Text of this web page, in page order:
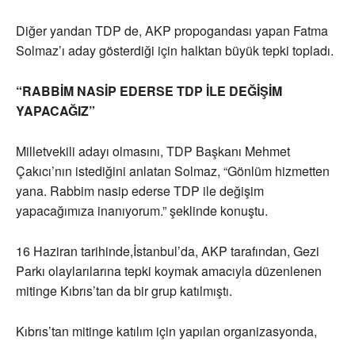
Diğer yandan TDP de, AKP propogandası yapan Fatma
Solmaz’ı aday gösterdiği için halktan büyük tepki topladı.
“RABBİM NASİP EDERSE TDP İLE DEĞİŞİM
YAPACAĞIZ”
Milletvekili adayı olmasını, TDP Başkanı Mehmet
Çakıcı’nın istediğini anlatan Solmaz, “Gönlüm hizmetten
yana. Rabbim nasip ederse TDP ile değişim
yapacağımıza inanıyorum.” şeklinde konuştu.
16 Haziran tarihinde,İstanbul’da, AKP tarafından, Gezi
Parkı olaylarılarına tepki koymak amacıyla düzenlenen
mitinge Kıbrıs’tan da bir grup katılmıştı.
Kıbrıs’tan mitinge katılım için yapılan organizasyonda,